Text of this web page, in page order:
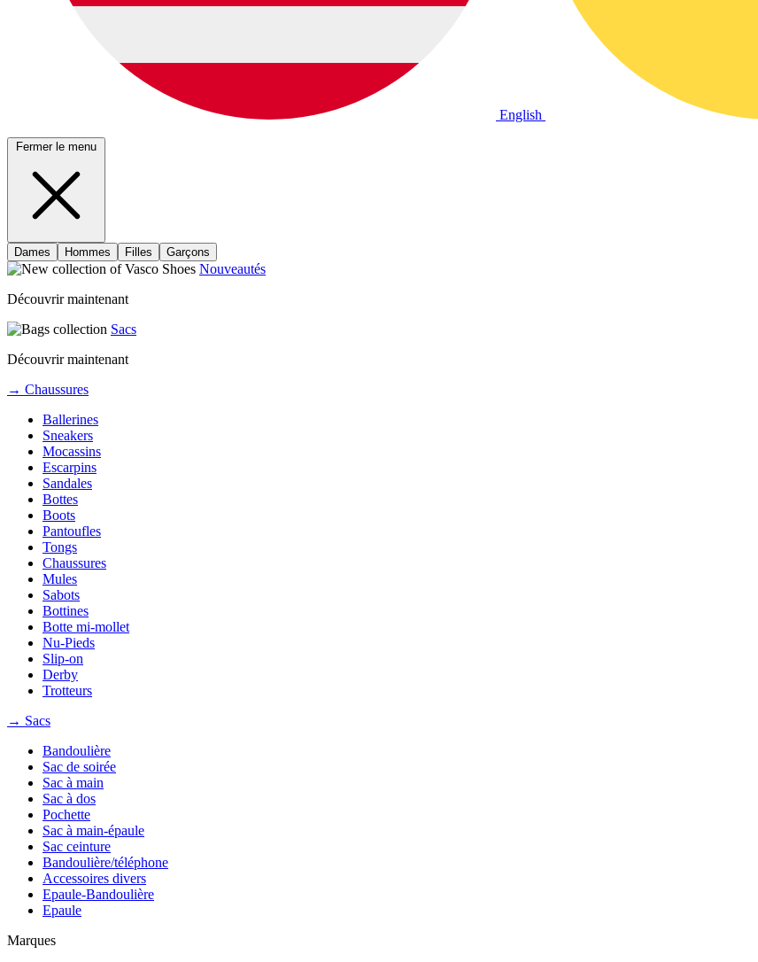
English
Fermer le menu
Dames Hommes Filles Garçons
Nouveautés
Découvrir maintenant
Sacs
Découvrir maintenant
→ Chaussures
Ballerines
Sneakers
Mocassins
Escarpins
Sandales
Bottes
Boots
Pantoufles
Tongs
Chaussures
Mules
Sabots
Bottines
Botte mi-mollet
Nu-Pieds
Slip-on
Derby
Trotteurs
→ Sacs
Bandoulière
Sac de soirée
Sac à main
Sac à dos
Pochette
Sac à main-épaule
Sac ceinture
Bandoulière/téléphone
Accessoires divers
Epaule-Bandoulière
Epaule
Marques